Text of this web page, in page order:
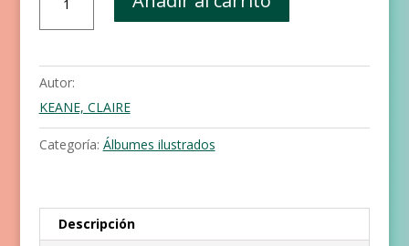
pequeña
niña
cantidad
Autor:
KEANE, CLAIRE
Categoría: Álbumes ilustrados
Descripción